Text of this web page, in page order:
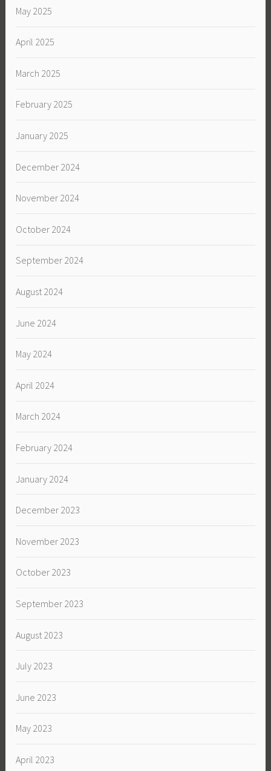
May 2025
April 2025
March 2025
February 2025
January 2025
December 2024
November 2024
October 2024
September 2024
August 2024
June 2024
May 2024
April 2024
March 2024
February 2024
January 2024
December 2023
November 2023
October 2023
September 2023
August 2023
July 2023
June 2023
May 2023
April 2023